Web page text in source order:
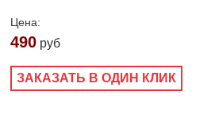
Цена:
490 руб
ЗАКАЗАТЬ В ОДИН КЛИК